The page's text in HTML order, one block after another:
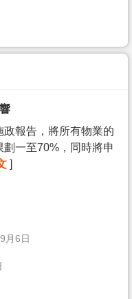
報告，將所有物業的
一至70%，同時將申
]
9月6日